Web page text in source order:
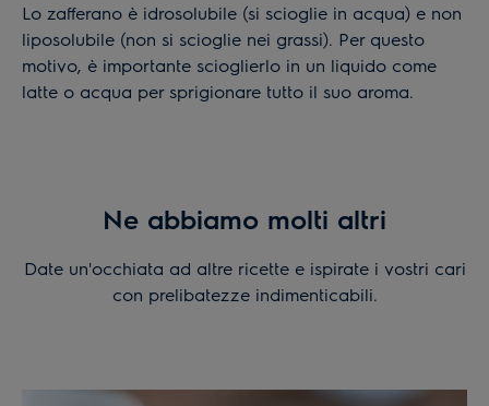
Lo zafferano è idrosolubile (si scioglie in acqua) e non
liposolubile (non si scioglie nei grassi). Per questo
motivo, è importante scioglierlo in un liquido come
latte o acqua per sprigionare tutto il suo aroma.
Ne abbiamo molti altri
Date un'occhiata ad altre ricette e ispirate i vostri cari
con prelibatezze indimenticabili.